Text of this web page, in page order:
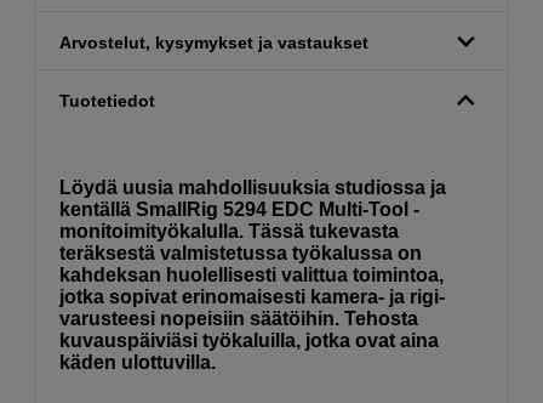
Arvostelut, kysymykset ja vastaukset
Tuotetiedot
Löydä uusia mahdollisuuksia studiossa ja
kentällä SmallRig 5294 EDC Multi-Tool -
monitoimityökalulla. Tässä tukevasta
teräksestä valmistetussa työkalussa on
kahdeksan huolellisesti valittua toimintoa,
jotka sopivat erinomaisesti kamera- ja rigi-
varusteesi nopeisiin säätöihin. Tehosta
kuvauspäiviäsi työkaluilla, jotka ovat aina
käden ulottuvilla.